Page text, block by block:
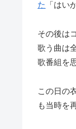
た
「はい
その後は
歌う曲は
歌番組を
この日の
も当時を